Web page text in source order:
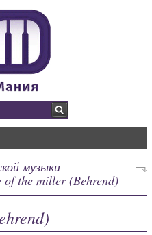
музыки
of the miller (Behrend)